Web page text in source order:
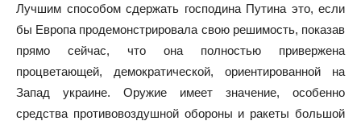
Лучшим способом сдержать господина Путина это, если
бы Европа продемонстрировала свою решимость, показав
прямо сейчас, что она полностью привержена
процветающей, демократической, ориентированной на
Запад украине. Оружие имеет значение, особенно
средства противовоздушной обороны и ракеты большой